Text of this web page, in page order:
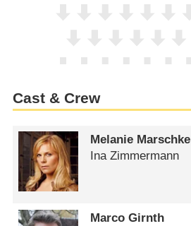
Cast & Crew
Melanie Marschke
Ina Zimmermann
Marco Girnth